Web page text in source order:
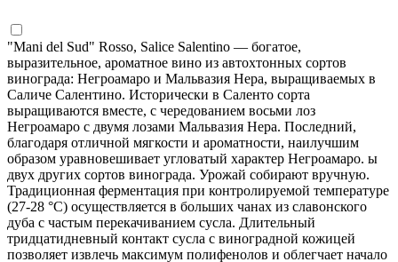
"Mani del Sud" Rosso, Salice Salentino — богатое,
выразительное, ароматное вино из автохтонных сортов
винограда: Негроамаро и Мальвазия Нера, выращиваемых в
Саличе Салентино. Исторически в Саленто сорта
выращиваются вместе, с чередованием восьми лоз
Негроамаро с двумя лозами Мальвазия Нера. Последний,
благодаря отличной мягкости и ароматности, наилучшим
образом уравновешивает угловатый характер Негроамаро. ы
двух других сортов винограда. Урожай собирают вручную.
Традиционная ферментация при контролируемой температуре
(27-28 °С) осуществляется в больших чанах из славонского
дуба с частым перекачиванием сусла. Длительный
тридцатидневный контакт сусла с виноградной кожицей
позволяет извлечь максимум полифенолов и облегчает начало